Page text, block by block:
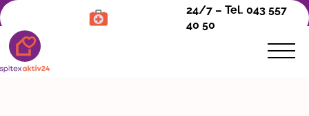
24/7 – Tel. 043 557
40 50